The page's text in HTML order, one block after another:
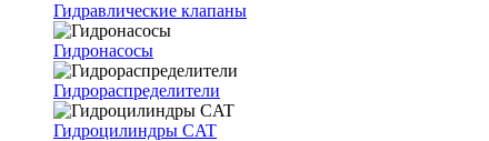
Гидравлические клапаны
Гидронасосы
Гидрораспределители
Гидроцилиндры CAT